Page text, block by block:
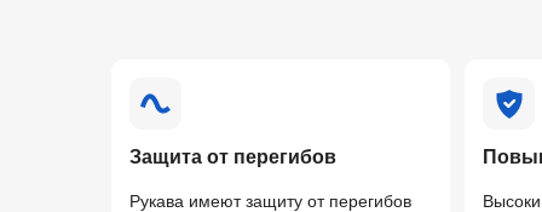
Защита от перегибов
Рукава имеют защиту от перегибов